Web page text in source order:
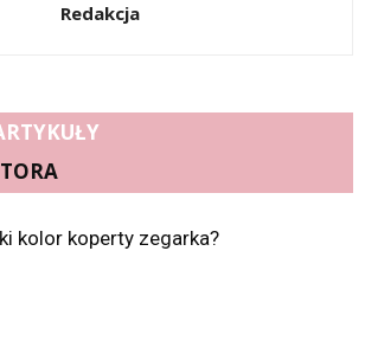
Redakcja
kolor koperty zegarka?